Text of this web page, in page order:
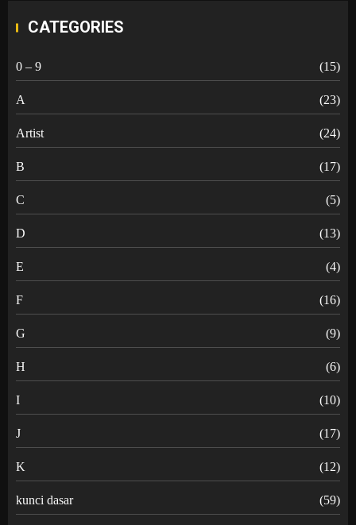
CATEGORIES
0 – 9 (15)
A (23)
Artist (24)
B (17)
C (5)
D (13)
E (4)
F (16)
G (9)
H (6)
I (10)
J (17)
K (12)
kunci dasar (59)